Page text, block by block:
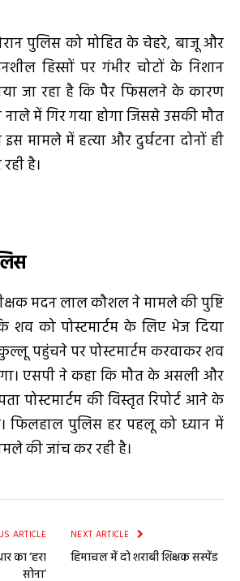
पुलिस को मोहित के चेहरे, बाजू और
हिस्सों पर गंभीर चोटों के निशान
जा रहा है कि पैर फिसलने के कारण
में गिर गया होगा जिससे उसकी मौत
मामले में हत्या और दुर्घटना दोनों ही
है।
मदन लाल कौशल ने मामले की पुष्टि
शव को पोस्टमार्टम के लिए भेज दिया
पहुंचने पर पोस्टमार्टम करवाकर शव
एसपी ने कहा कि मौत के असली और
पोस्टमार्टम की विस्तृत रिपोर्ट आने के
फिलहाल पुलिस हर पहलू को ध्यान में
की जांच कर रही है।
ARTICLE
का ‘हरा
सोना’
NEXT ARTICLE
हिमाचल में दो शराबी शिक्षक सस्पेंड